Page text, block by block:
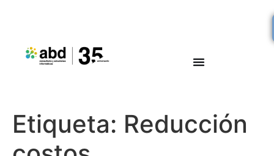
Etiqueta: Reducción